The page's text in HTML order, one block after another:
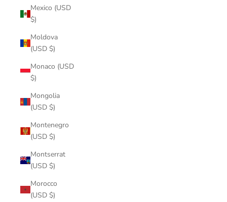
Mexico (USD
$)
Moldova
(USD $)
Monaco (USD
$)
Mongolia
(USD $)
Montenegro
(USD $)
Montserrat
(USD $)
Morocco
(USD $)